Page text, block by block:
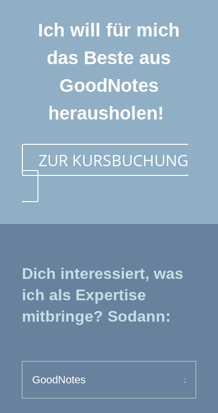
Ich will für mich
das Beste aus
GoodNotes
herausholen!
ZUR KURSBUCHUNG
Dich interessiert, was
ich als Expertise
mitbringe? Sodann:
GoodNotes